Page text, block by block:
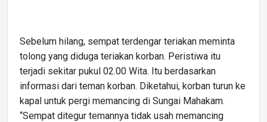
Sebelum hilang, sempat terdengar teriakan meminta
tolong yang diduga teriakan korban. Peristiwa itu
terjadi sekitar pukul 02.00 Wita. Itu berdasarkan
informasi dari teman korban. Diketahui, korban turun ke
kapal untuk pergi memancing di Sungai Mahakam.
“Sempat ditegur temannya tidak usah memancing